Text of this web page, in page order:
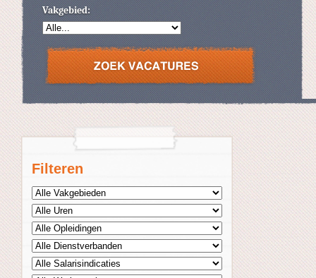
Filteren
Vakgebied: